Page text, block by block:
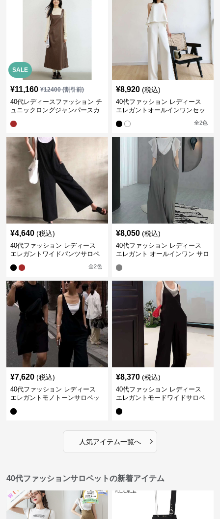
SALE
¥11,160 ¥12400(割引前)
40代レディースファッション チ
ュニックロングジャンパースカ
¥8,920 (税込)
40代ファッション レディース
エレガントオールインワンセッ
全2色
¥4,640 (税込)
40代ファッション レディース
エレガントワイドパンツサロペ
全2色
¥8,050 (税込)
40代ファッション レディース
エレガント オールインワン サロ
ール
¥7,620 (税込)
40代ファッション レディース
エレガントモノトーンサロペッ
ン
¥8,370 (税込)
40代ファッション レディース
エレガントモードワイドサロペ
ワン
人気アイテム一覧へ ›
40代ファッションサロペットの新着アイテム